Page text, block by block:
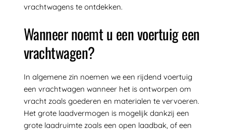
vrachtwagens te ontdekken.
Wanneer noemt u een voertuig een
vrachtwagen?
In algemene zin noemen we een rijdend voertuig
een vrachtwagen wanneer het is ontworpen om
vracht zoals goederen en materialen te vervoeren.
Het grote laadvermogen is mogelijk dankzij een
grote laadruimte zoals een open laadbak, of een